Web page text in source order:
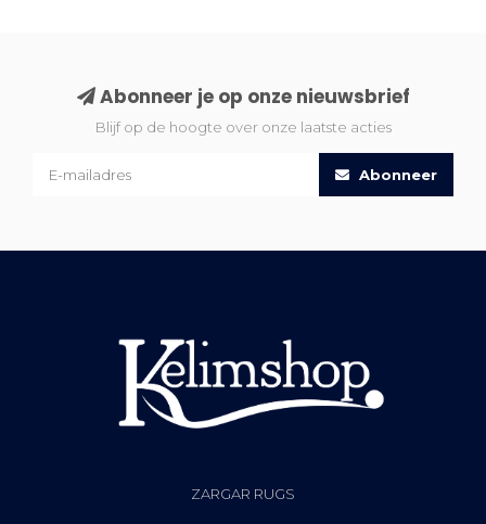
Abonneer je op onze nieuwsbrief
Blijf op de hoogte over onze laatste acties
Abonneer
ZARGAR RUGS